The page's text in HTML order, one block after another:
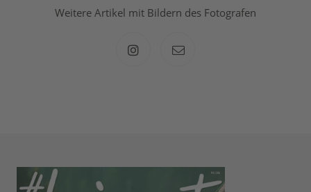
Weitere Artikel mit Bildern des Fotografen